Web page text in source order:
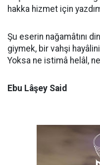
hakka hizmet için
Şu eserin nağamâtını
giymek, bir vahşi
Yoksa ne istimâ helâl,
Ebu Lâşey Said